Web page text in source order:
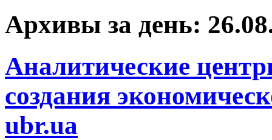
Архивы за день:
Аналитические
создания
ubr.ua